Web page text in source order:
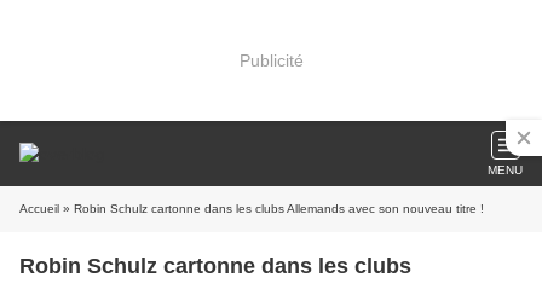
Publicité
MENU
Accueil » Robin Schulz cartonne dans les clubs Allemands avec son nouveau titre !
Robin Schulz cartonne dans les clubs